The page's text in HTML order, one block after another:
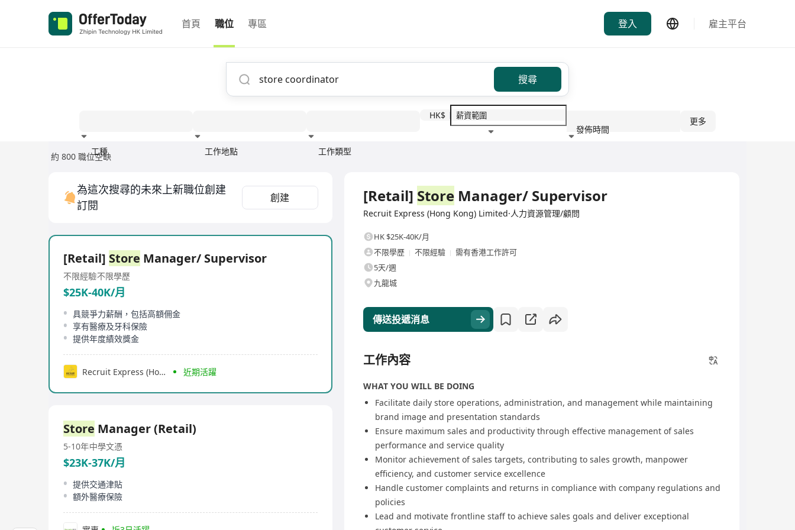
首頁 職位 專區 登入 雇主平台
搜尋
工種 工作地點 工作類型
HK$
發佈時間
更多
約 800 職位空缺
為這次搜尋的未來上新職位創建
訂閱
創建
[Retail] Store Manager/ Supervisor
不限經驗不限學歷
$25K-40K/月
具競爭力薪酬，包括高額佣金
享有醫療及牙科保險
提供年度績效獎金
Recruit Express (Hong Kong) Limited 近期活躍
Store Manager (Retail)
5-10年中學文憑
$23K-37K/月
提供交通津貼
額外醫療保險
[Retail] Store Manager/ Supervisor
Recruit Express (Hong Kong) Limited·人力資源管理/顧問
HK $25K-40K/月
不限學歷
不限經驗
需有香港工作許可
5天/週
九龍城
傳送投遞消息
工作內容
WHAT YOU WILL BE DOING
Facilitate daily store operations, administration, and management while maintaining
brand image and presentation standards
Ensure maximum sales and productivity through effective management of sales
performance and service quality
Monitor achievement of sales targets, contributing to sales growth, manpower
efficiency, and customer service excellence
Handle customer complaints and returns in compliance with company regulations and
policies
Lead and motivate frontline staff to achieve sales goals and deliver exceptional